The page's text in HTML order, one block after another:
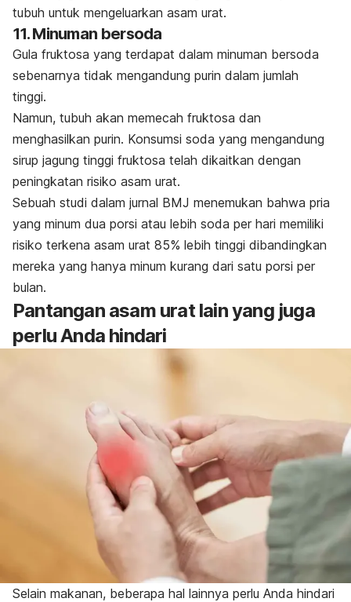
tubuh untuk mengeluarkan asam urat.
11. Minuman bersoda
Gula fruktosa yang terdapat dalam minuman bersoda
sebenarnya tidak mengandung purin dalam jumlah
tinggi.
Namun, tubuh akan memecah fruktosa dan
menghasilkan purin. Konsumsi soda yang mengandung
sirup jagung tinggi fruktosa telah dikaitkan dengan
peningkatan risiko asam urat.
Sebuah studi dalam jurnal BMJ menemukan bahwa pria
yang minum dua porsi atau lebih soda per hari memiliki
risiko terkena asam urat 85% lebih tinggi dibandingkan
mereka yang hanya minum kurang dari satu porsi per
bulan.
Pantangan asam urat lain yang juga
perlu Anda hindari
Selain makanan, beberapa hal lainnya perlu Anda hindari